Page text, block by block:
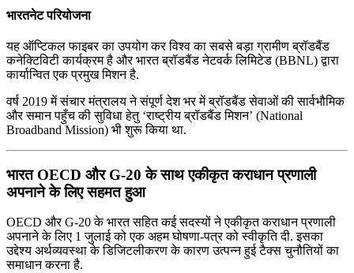
भारतनेट परियोजना
यह ऑप्टिकल फाइबर का उपयोग कर विश्व का सबसे बड़ा ग्रामीण ब्रॉडबैंड
कनेक्टिविटी कार्यक्रम है और भारत ब्रॉडबैंड नेटवर्क लिमिटेड (BBNL) द्वारा
कार्यान्वित एक प्रमुख मिशन है.
वर्ष 2019 में संचार मंत्रालय ने संपूर्ण देश भर में ब्रॉडबैंड सेवाओं की सार्वभौमिक
और समान पहुँच की सुविधा हेतु ‘राष्ट्रीय ब्रॉडबैंड मिशन’ (National
Broadband Mission) भी शुरू किया था.
भारत OECD और G-20 के साथ एकीकृत कराधान प्रणाली
अपनाने के लिए सहमत हुआ
OECD और G-20 के भारत सहित कई सदस्यों ने एकीकृत कराधान प्रणाली
अपनाने के लिए 1 जुलाई को एक अहम घोषणा-पत्र को स्वीकृति दी. इसका
उद्देश्य अर्थव्यवस्था के डिजिटलीकरण के कारण उत्पन्न हुई टैक्स चुनौतियों का
समाधान करना है.